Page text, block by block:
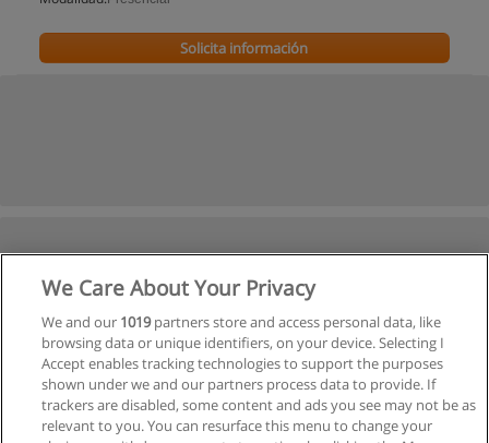
Solicita información
We Care About Your Privacy
We and our 1019partners store and access personal data, like
browsing data or unique identifiers, on your device. Selecting I
Accept enables tracking technologies to support the purposes
shown under we and our partners process data to provide. If
trackers are disabled, some content and ads you see may not be as
relevant to you. You can resurface this menu to change your